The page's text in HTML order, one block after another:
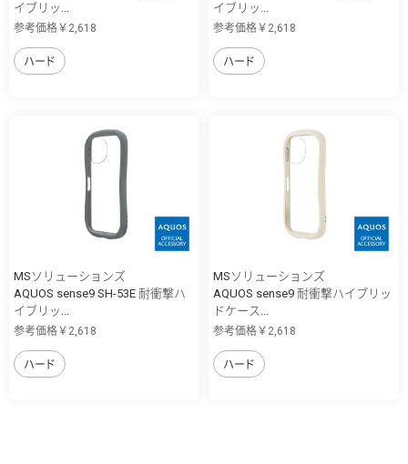
イブリッ...
参考価格￥2,618
ハード
イブリッ...
参考価格￥2,618
ハード
MSソリューションズ
AQUOS sense9 SH-53E 耐衝撃ハ
イブリッ...
参考価格￥2,618
ハード
MSソリューションズ
AQUOS sense9 耐衝撃ハイブリッ
ドケース...
参考価格￥2,618
ハード